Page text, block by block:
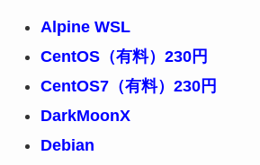
Alpine WSL
CentOS（有料）230円
CentOS7（有料）230円
DarkMoonX
Debian